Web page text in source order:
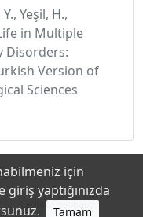
Yeşil, H.,
in Multiple
Disorders:
Version of
Sciences
Gizlilik Politikası
için
yaptığınızda
Tamam